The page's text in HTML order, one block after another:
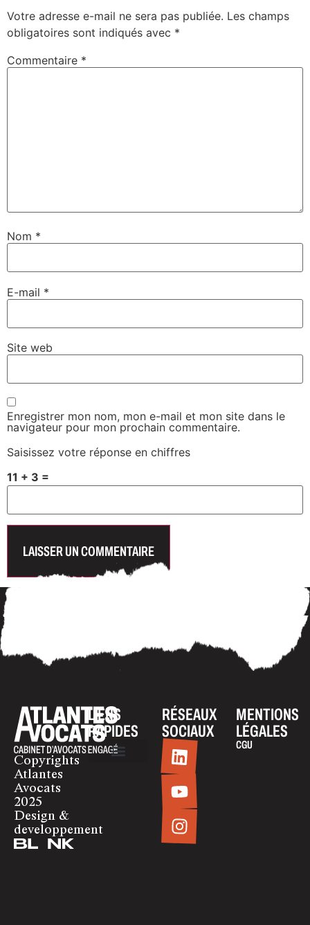
Votre adresse e-mail ne sera pas publiée. Les champs
obligatoires sont indiqués avec *
Commentaire *
Nom *
E-mail *
Site web
Enregistrer mon nom, mon e-mail et mon site dans le
navigateur pour mon prochain commentaire.
Saisissez votre réponse en chiffres
11 + 3 =
Copyrights
Atlantes
Avocats
2025
Design &
developpement
LIENS
RAPIDES
RÉSEAUX
SOCIAUX
MENTIONS
LÉGALES
CGU